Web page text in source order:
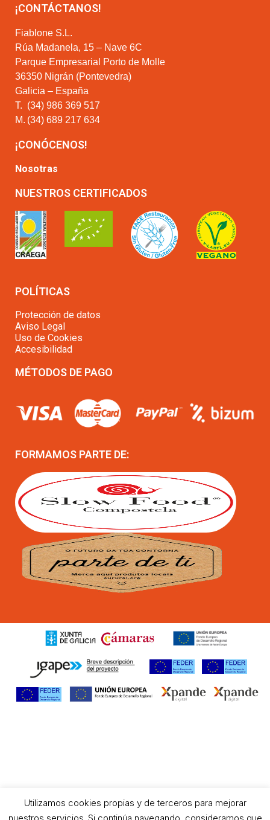
¡CONTÁCTANOS!
Fiablone S.L.
Rúa Madanela, 15 – Nave 6C
Parque Empresarial Porto de Molle
36350 Nigrán (Pontevedra)
Galicia – España
T. (34) 986 369 517
M. (34) 689 217 634
¡CONÓCENOS!
Nosotras
NUESTROS CERTIFICADOS
POLÍTICAS
Protección de datos
Aviso Legal
Uso de Cookies
Accesibilidad
MÉTODOS DE PAGO
FORMAMOS PARTE DE:
Utilizamos cookies propias y de terceros para mejorar